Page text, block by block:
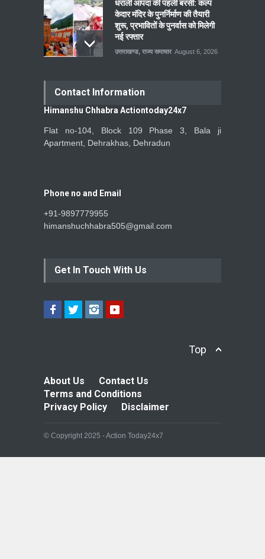
धराली आपदा की पहली बरसी: कल्प
केदार मंदिर के पुनर्निर्माण की तैयारी
शुरू, प्रभावितों के पुनर्वास को मिलेगी
नई रफ्तार
उत्तराखण्ड, राज्य समाचार August 6, 2026
Contact Information
Himanshu Chhabra Actiontoday24x7
Flat no-104, Block 109 Phase 3, Bala ji
Apartment, Dehrakhas, Dehradun
Phone no and Email
+91-9897779955
himanshuchhabra505@gmail.com
Get In Touch With Us
Top
About Us
Contact Us
Terms and Conditions
Privacy Policy
Disclaimer
© Copyright 2025 - Action Today24x7